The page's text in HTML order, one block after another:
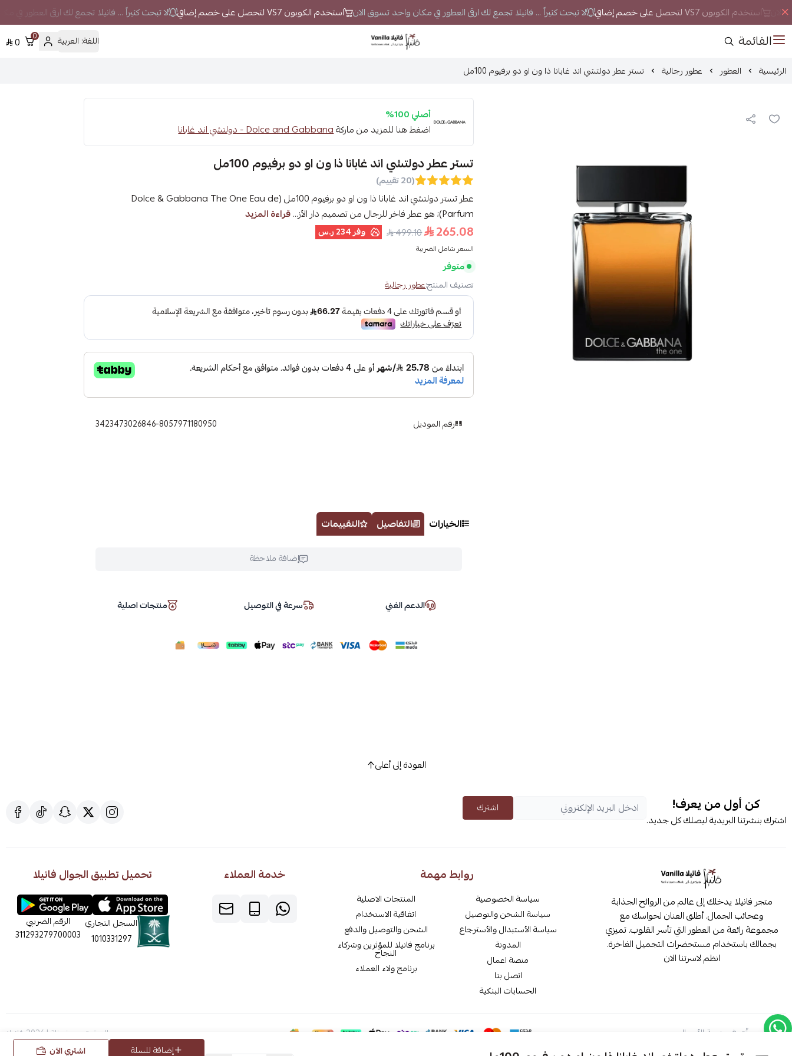
استخدم الكوبون VS7 لتحصل على خصم إضافي لا تبحث كثيراً ... فانيلا تجمع لك ارقى العطور في مكان واحد تسوق الان استخدم الكوبون VS7 لتحصل على خصم إضافي لا تبحث كثيراً ... فانيلا تجمع لك ارقى العطور في
القائمة فانيلا اللغة: العربية 0
0
الرئيسية العطور عطور رجالية تستر عطر دولتشي اند غابانا ذا ون او دو برفيوم 100مل
أصلي 100%
اضغط هنا للمزيد من ماركةDolce and Gabbana - دولتشي اند غابانا
تستر عطر دولتشي اند غابانا ذا ون او دو برفيوم 100مل
(20 تقييم)
عطر تستر دولتشي اند غابانا ذا ون او دو برفيوم 100مل (Dolce & Gabbana The One Eau de
Parfum); هو عطر فاخر للرجال من تصميم دار الأز...
قراءة المزيد
265.08
499.10 وفر234 ر.س
السعر شامل الضريبة
متوفر
تصنيف المنتج:عطور رجالية
رقم الموديل 3423473026846-8057971180950
إضافة للسلة اشتري الآن
الخيارات التفاصيل التقييمات
إضافة ملاحظة
الدعم الفني سرعة في التوصيل منتجات اصلية
العودة إلى أعلى
كن أول من يعرف!
اشترك بنشرتنا البريدية ليصلك كل جديد.
اشترك
متجر فانيلا يدخلك إلى عالم من الروائح الجذابة
وعجائب الجمال. أطلق العنان لحواسك مع
مجموعة رائعة من العطور التي تأسر القلوب. تميزي
بجمالك باستخدام مستحضرات التجميل الفاخرة.
انظم لاسرتنا الان
روابط مهمة
سياسة الخصوصية
سياسة الشحن والتوصيل
سياسة الأستبدال والأسترجاع
المدونة
منصة اعمال
اتصل بنا
الحسابات البنكية
المنتجات الاصلية
اتفاقية الاستخدام
الشحن والتوصيل والدفع
برنامج فانيلا للمؤثرين وشركاء
النجاح
برنامج ولاء العملاء
خدمة العملاء تحميل تطبيق الجوال فانيلا
السجل التجاري
1010331297
الرقم الضريبي
311293279700003
موثّق في منصة الأعمال الحقوق محفوظة | 2026 فانيلا